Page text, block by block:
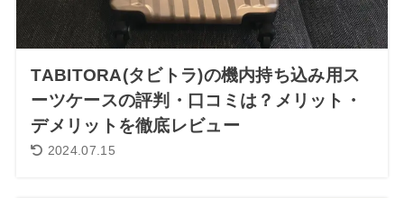
TABITORA(タビトラ)の機内持ち込み用ス
ーツケースの評判・口コミは？メリット・
デメリットを徹底レビュー
2024.07.15